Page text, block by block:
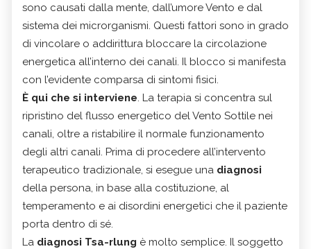
sono causati dalla mente, dall’umore Vento e dal
sistema dei microrganismi. Questi fattori sono in grado
di vincolare o addirittura bloccare la circolazione
energetica all’interno dei canali. Il blocco si manifesta
con l’evidente comparsa di sintomi fisici.
È qui che si interviene. La terapia si concentra sul
ripristino del flusso energetico del Vento Sottile nei
canali, oltre a ristabilire il normale funzionamento
degli altri canali. Prima di procedere all’intervento
terapeutico tradizionale, si esegue una diagnosi
della persona, in base alla costituzione, al
temperamento e ai disordini energetici che il paziente
porta dentro di sé.
La diagnosi Tsa-rlung è molto semplice. Il soggetto